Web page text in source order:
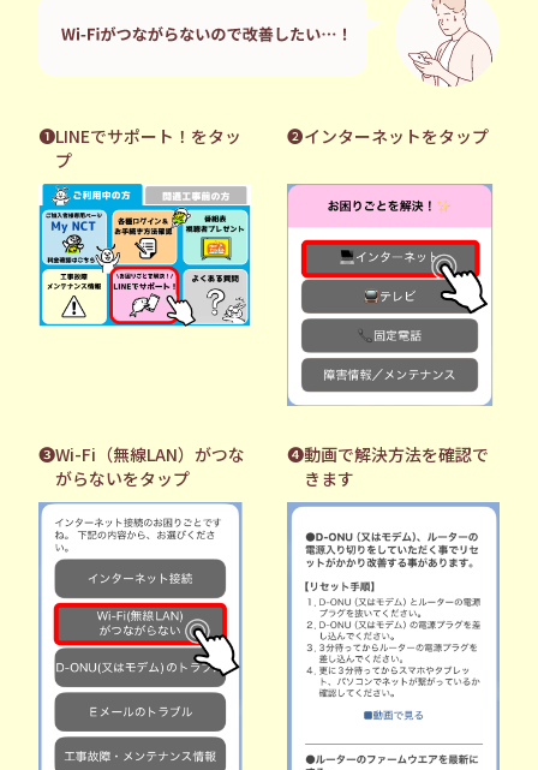
❶LINEでサポート！をタッ
プ
❷インターネットをタップ
❸Wi-Fi（無線LAN）がつな
がらないをタップ
❹動画で解決方法を確認で
きます